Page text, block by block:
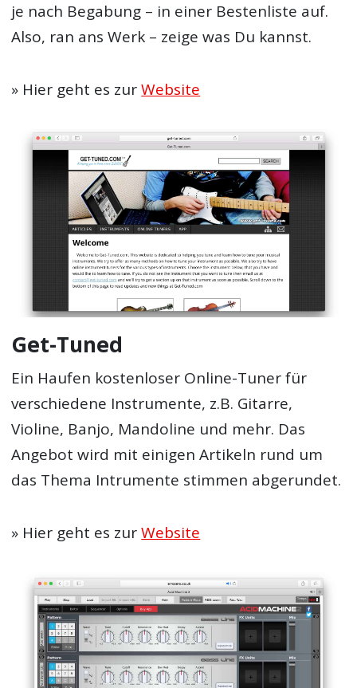
je nach Begabung – in einer Bestenliste auf.
Also, ran ans Werk – zeige was Du kannst.
» Hier geht es zurWebsite
Get-Tuned
Ein Haufen kostenloser Online-Tuner für
verschiedene Instrumente, z.B. Gitarre,
Violine, Banjo, Mandoline und mehr. Das
Angebot wird mit einigen Artikeln rund um
das Thema Intrumente stimmen abgerundet.
» Hier geht es zurWebsite